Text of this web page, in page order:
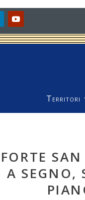
Territori
FORTE
A SEGNO,